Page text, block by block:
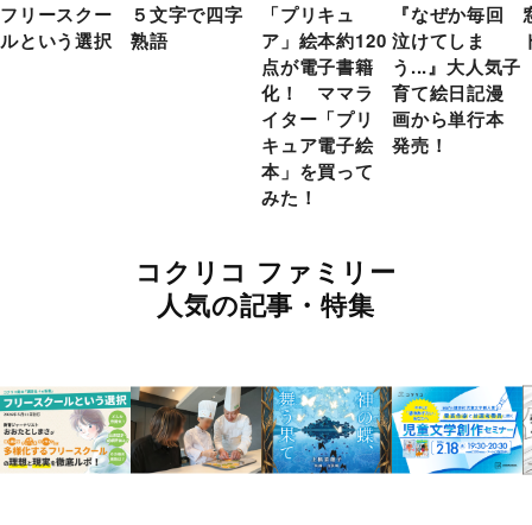
フリースクー
ルという選択
５文字で四字
熟語
「プリキュ
ア」絵本約120
点が電子書籍
化！ ママラ
イター「プリ
キュア電子絵
本」を買って
みた！
『なぜか毎回
泣けてしま
う...』大人気子
育て絵日記漫
画から単行本
発売！
コクリコ ファミリー
人気の記事・特集